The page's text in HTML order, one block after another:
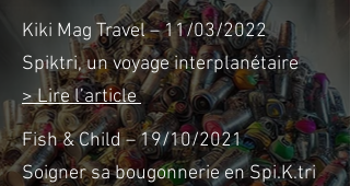
Kiki Mag Travel – 11/03/2022
Spiktri, un voyage interplanétaire
> Lire l’article
Fish & Child – 19/10/2021
Soigner sa bougonnerie en Spi.K.tri